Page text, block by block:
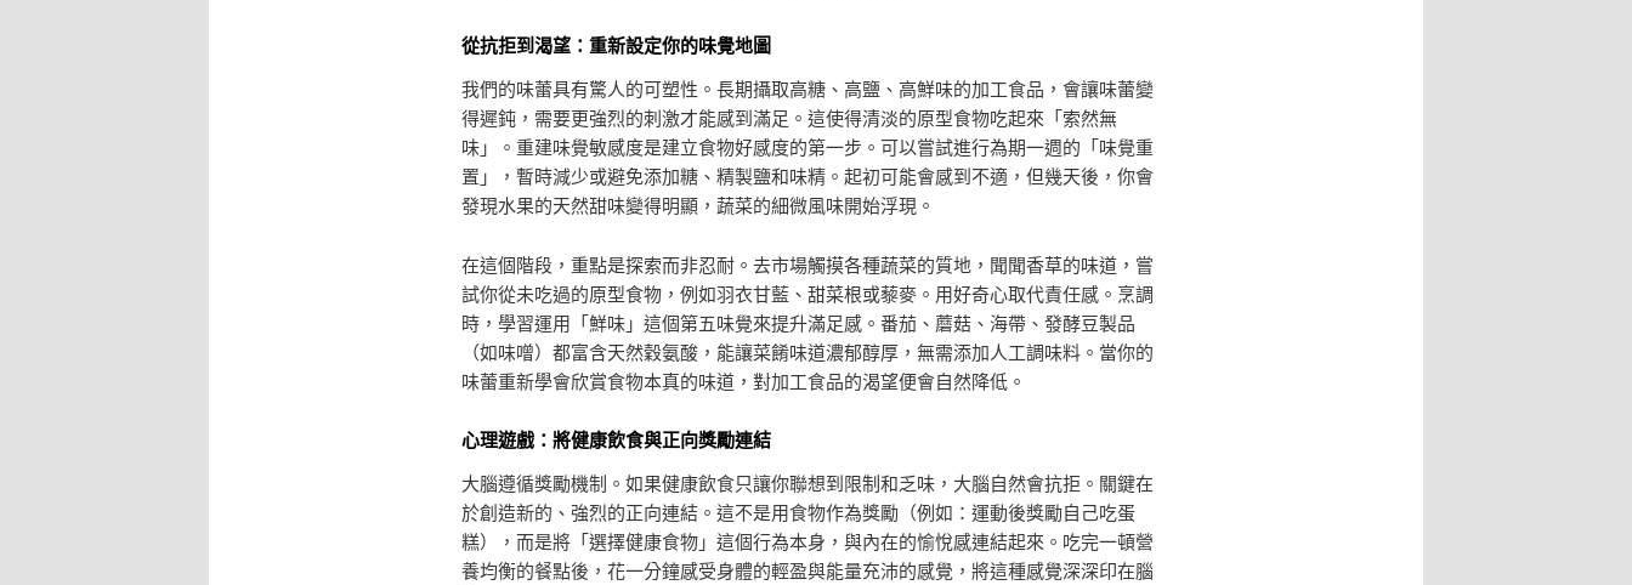
從抗拒到渴望：重新設定你的味覺地圖
我們的味蕾具有驚人的可塑性。長期攝取高糖、高鹽、高鮮味的加工食品，會讓味蕾變
得遲鈍，需要更強烈的刺激才能感到滿足。這使得清淡的原型食物吃起來「索然無
味」。重建味覺敏感度是建立食物好感度的第一步。可以嘗試進行為期一週的「味覺重
置」，暫時減少或避免添加糖、精製鹽和味精。起初可能會感到不適，但幾天後，你會
發現水果的天然甜味變得明顯，蔬菜的細微風味開始浮現。
在這個階段，重點是探索而非忍耐。去市場觸摸各種蔬菜的質地，聞聞香草的味道，嘗
試你從未吃過的原型食物，例如羽衣甘藍、甜菜根或藜麥。用好奇心取代責任感。烹調
時，學習運用「鮮味」這個第五味覺來提升滿足感。番茄、蘑菇、海帶、發酵豆製品
（如味噌）都富含天然穀氨酸，能讓菜餚味道濃郁醇厚，無需添加人工調味料。當你的
味蕾重新學會欣賞食物本真的味道，對加工食品的渴望便會自然降低。
心理遊戲：將健康飲食與正向獎勵連結
大腦遵循獎勵機制。如果健康飲食只讓你聯想到限制和乏味，大腦自然會抗拒。關鍵在
於創造新的、強烈的正向連結。這不是用食物作為獎勵（例如：運動後獎勵自己吃蛋
糕），而是將「選擇健康食物」這個行為本身，與內在的愉悅感連結起來。吃完一頓營
養均衡的餐點後，花一分鐘感受身體的輕盈與能量充沛的感覺，將這種感覺深深印在腦